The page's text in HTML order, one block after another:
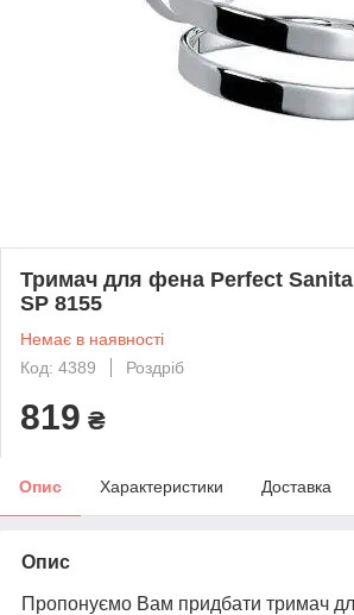
Тримач для фена Perfect
SP 8155
Немає в наявності
Код: 4389
Роздріб
819 ₴
Опис Характеристики Доставка
Опис
Пропонуємо Вам придбати тримач